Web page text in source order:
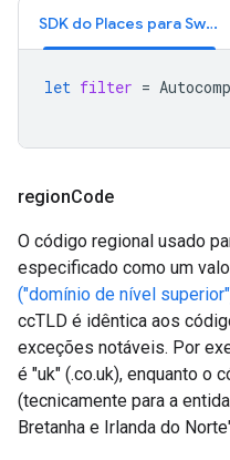
SDK do Places para Swift
let filter =
regionCode
O código regional usado
especificado como um
("domínio de nível
ccTLD é idêntica aos
exceções notáveis. Por
é "uk" (.co.uk), enquanto o
(tecnicamente para a
Bretanha e Irlanda do